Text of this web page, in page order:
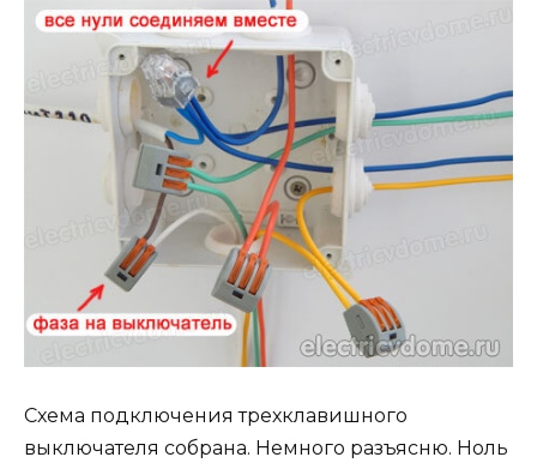
Схема подключения трехклавишного
выключателя собрана. Немного разъясню. Ноль